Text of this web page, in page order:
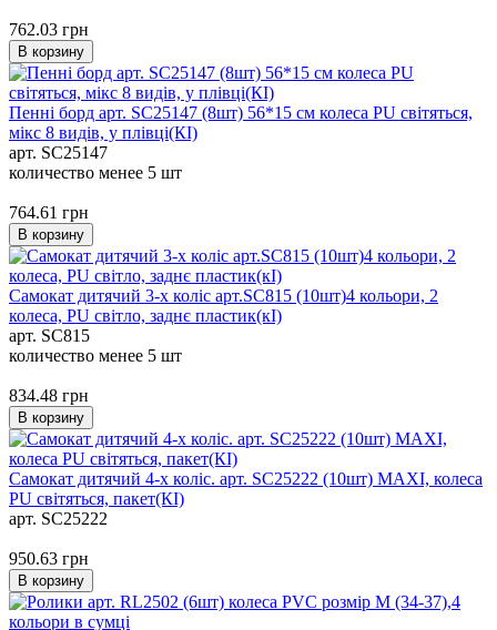
762.03 грн
В корзину
Пенні борд арт. SC25147 (8шт) 56*15 см колеса PU свiтяться,
мікс 8 видів, у плівці(КІ)
арт. SC25147
количество менее 5 шт
764.61 грн
В корзину
Самокат дитячий 3-х коліс арт.SC815 (10шт)4 кольори, 2
колеса, PU світло, заднє пластик(кІ)
арт. SC815
количество менее 5 шт
834.48 грн
В корзину
Самокат дитячий 4-х коліс. арт. SC25222 (10шт) MAXI, колеса
PU світяться, пакет(КІ)
арт. SC25222
950.63 грн
В корзину